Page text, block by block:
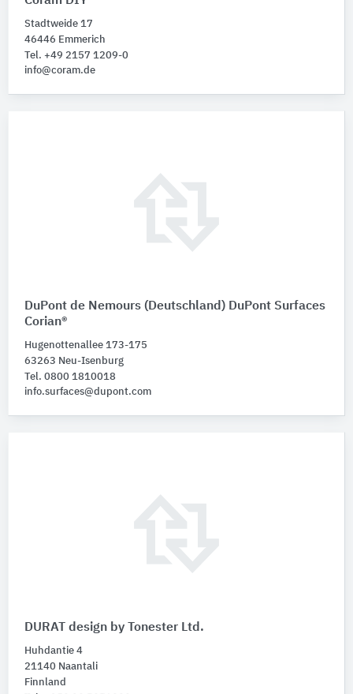
Stadtweide 17
46446 Emmerich
Tel. +49 2157 1209-0
info@coram.de
DuPont de Nemours (Deutschland) DuPont Surfaces
Corian®
Hugenottenallee 173-175
63263 Neu-Isenburg
Tel. 0800 1810018
info.surfaces@dupont.com
DURAT design by Tonester Ltd.
Huhdantie 4
21140 Naantali
Finnland